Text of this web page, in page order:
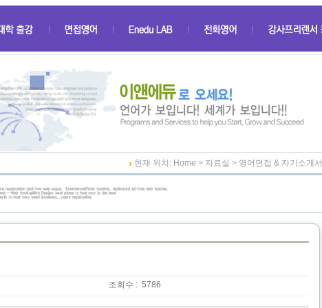
현재 위치: Home > 자료실 > 영어면접 & 자기소개서
조회수 : 5786